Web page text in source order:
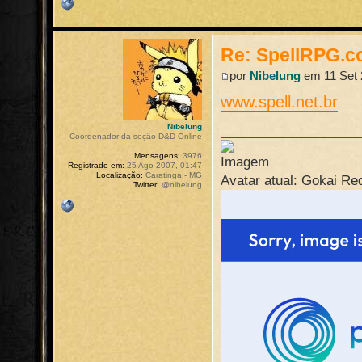
Re:
por Nibelung em 11 Set
www.spell.net.br
Avatar atual: Gokai
Nibelung
Coordenador da seção D&D Online
Mensagens: 3976
Registrado em: 25 Ago 2007, 01:47
Localização: Caratinga - MG
Twitter: @nibelung